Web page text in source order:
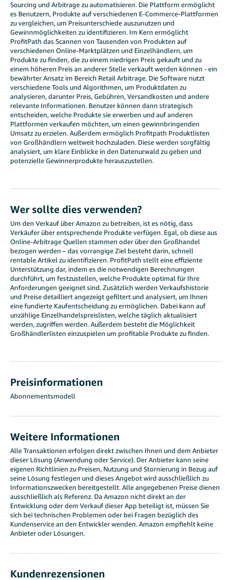
Sourcing und Arbitrage zu automatisieren. Die Plattform ermöglicht
es Benutzern, Produkte auf verschiedenen E-Commerce-Plattformen
zu vergleichen, um Preisunterschiede auszunutzen und
Gewinnmöglichkeiten zu identifizieren. Im Kern ermöglicht
ProfitPath das Scannen von Tausenden von Produkten auf
verschiedenen Online-Marktplätzen und Einzelhändlern, um
Produkte zu finden, die zu einem niedrigen Preis gekauft und zu
einem höheren Preis an anderer Stelle verkauft werden können - ein
bewährter Ansatz im Bereich Retail Arbitrage. Die Software nutzt
verschiedene Tools und Algorithmen, um Produktdaten zu
analysieren, darunter Preis, Gebühren, Versandkosten und andere
relevante Informationen. Benutzer können dann strategisch
entscheiden, welche Produkte sie erwerben und auf anderen
Plattformen verkaufen möchten, um einen gewinnbringenden
Umsatz zu erzielen. Außerdem ermöglich Profitpath Produktlisten
von Großhändlern weltweit hochzuladen. Diese werden sorgfältig
analysiert, um klare Einblicke in den Datenurwald zu geben und
potenzielle Gewinnerprodukte herauszustellen.
Wer sollte dies verwenden?
Um den Verkauf über Amazon zu betreiben, ist es nötig, dass
Verkäufer über entsprechende Produkte verfügen. Egal, ob diese aus
Online-Arbitrage Quellen stammen oder über den Großhandel
bezogen werden – das vorrangige Ziel besteht darin, schnell
rentable Artikel zu identifizieren. ProfitPath stellt eine effiziente
Unterstützung dar, indem es die notwendigen Berechnungen
durchführt, um festzustellen, welche Produkte optimal für Ihre
Anforderungen geeignet sind. Zusätzlich werden Verkaufshistorie
und Preise detailliert angezeigt gefiltert und analysiert, um Ihnen
eine fundierte Kaufentscheidung zu ermöglichen. Dabei kann auf
unzählige Einzelhandelspreislisten, welche täglich aktualisiert
werden, zugriffen werden. Außerdem besteht die Möglichkeit
Großhändlerlisten einzuspielen um profitable Produkte zu finden.
Preisinformationen
Abonnementsmodell
Weitere Informationen
Alle Transaktionen erfolgen direkt zwischen Ihnen und dem Anbieter
dieser Lösung (Anwendung oder Service). Der Anbieter kann seine
eigenen Richtlinien zu Preisen, Nutzung und Stornierung in Bezug auf
seine Lösung festlegen und dieses Angebot wird ausschließlich zu
Informationszwecken bereitgestellt. Alle angegebenen Preise dienen
aus­schließ­lich als Referenz. Da Amazon nicht direkt an der
Entwicklung oder dem Verkauf dieser App beteiligt ist, müssen Sie
sich bei technischen Problemen oder bei Fragen bezüglich des
Kundenservice an den Entwickler wenden. Amazon empfiehlt keine
Anbieter oder Lösungen.
Kundenrezensionen